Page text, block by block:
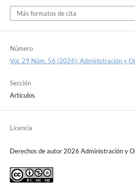
Más formatos de cita
Número
Vol. 29 Núm. 56 (2026): Administración y
Sección
Artículos
Licencia
Derechos de autor 2026 Administración y